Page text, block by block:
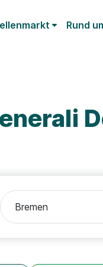
Rund